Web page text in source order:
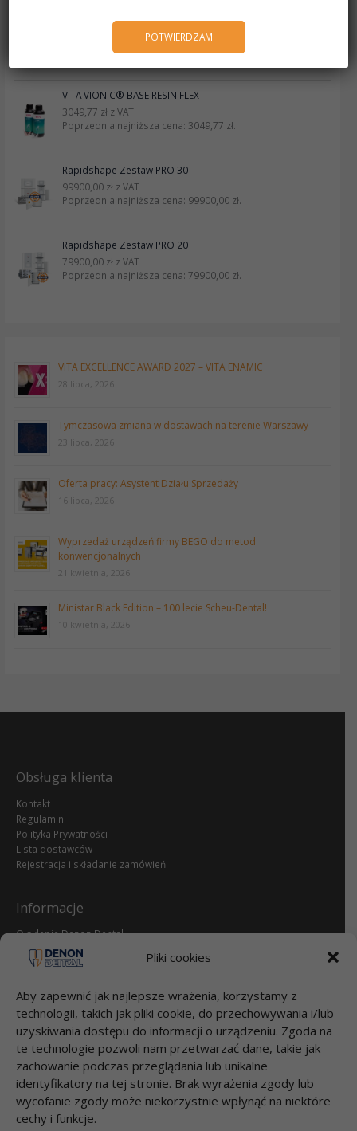
Pliki cookies
Aby zapewnić jak najlepsze wrażenia, korzystamy z
technologii, takich jak pliki cookie, do przechowywania i/lub
uzyskiwania dostępu do informacji o urządzeniu. Zgoda na
te technologie pozwoli nam przetwarzać dane, takie jak
zachowanie podczas przeglądania lub unikalne
identyfikatory na tej stronie. Brak wyrażenia zgody lub
wycofanie zgody może niekorzystnie wpłynąć na niektóre
cechy i funkcje.
Poprzednia najniższa cena:10200,01zł.
VITA VIONIC® BASE RESIN FLEX
3049,77 złz VAT
Poprzednia najniższa cena: 3049,77 zł.
Rapidshape Zestaw PRO 30
99900,00 złz VAT
Poprzednia najniższa cena: 99900,00 zł.
Rapidshape Zestaw PRO 20
79900,00 złz VAT
Poprzednia najniższa cena: 79900,00 zł.
VITA EXCELLENCE AWARD 2027 – VITA ENAMIC
28 lipca, 2026
Tymczasowa zmiana w dostawach na terenie Warszawy
23 lipca, 2026
Oferta pracy: Asystent Działu Sprzedaży
16 lipca, 2026
Wyprzedaż urządzeń firmy BEGO do metod
konwencjonalnych
21 kwietnia, 2026
Ministar Black Edition – 100 lecie Scheu-Dental!
10 kwietnia, 2026
Obsługa klienta
Kontakt
Regulamin
Polityka Prywatności
Lista dostawców
Rejestracja i składanie zamówień
Informacje
O sklepie Denon Dental
Reklamacje i zwroty
dental.pl
Przelewy
Bank Millenium S.A.
95 1160 2202 0000 0000 2812 4826
DENON DENTAL Sp. z o.o.
Łubna 56
05-532 ŁUBNA
POTWIERDZAM